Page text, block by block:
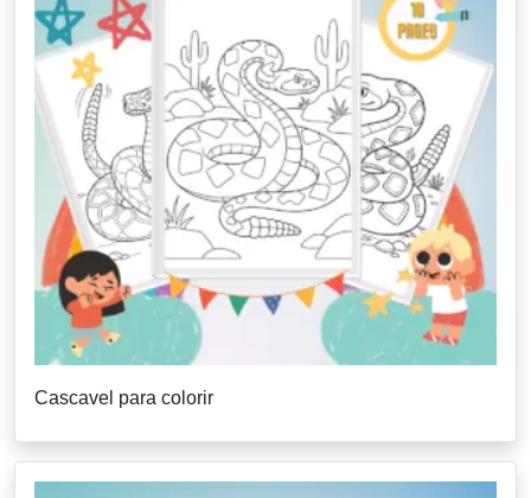
Cascavel para colorir